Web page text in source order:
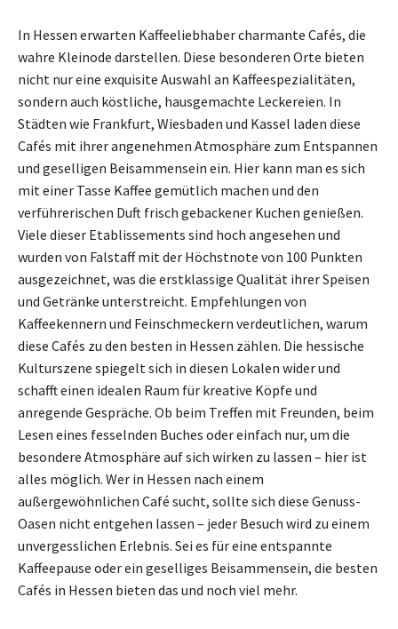
In Hessen erwarten Kaffeeliebhaber charmante Cafés, die
wahre Kleinode darstellen. Diese besonderen Orte bieten
nicht nur eine exquisite Auswahl an Kaffeespezialitäten,
sondern auch köstliche, hausgemachte Leckereien. In
Städten wie Frankfurt, Wiesbaden und Kassel laden diese
Cafés mit ihrer angenehmen Atmosphäre zum Entspannen
und geselligen Beisammensein ein. Hier kann man es sich
mit einer Tasse Kaffee gemütlich machen und den
verführerischen Duft frisch gebackener Kuchen genießen.
Viele dieser Etablissements sind hoch angesehen und
wurden von Falstaff mit der Höchstnote von 100 Punkten
ausgezeichnet, was die erstklassige Qualität ihrer Speisen
und Getränke unterstreicht. Empfehlungen von
Kaffeekennern und Feinschmeckern verdeutlichen, warum
diese Cafés zu den besten in Hessen zählen. Die hessische
Kulturszene spiegelt sich in diesen Lokalen wider und
schafft einen idealen Raum für kreative Köpfe und
anregende Gespräche. Ob beim Treffen mit Freunden, beim
Lesen eines fesselnden Buches oder einfach nur, um die
besondere Atmosphäre auf sich wirken zu lassen – hier ist
alles möglich. Wer in Hessen nach einem
außergewöhnlichen Café sucht, sollte sich diese Genuss-
Oasen nicht entgehen lassen – jeder Besuch wird zu einem
unvergesslichen Erlebnis. Sei es für eine entspannte
Kaffeepause oder ein geselliges Beisammensein, die besten
Cafés in Hessen bieten das und noch viel mehr.